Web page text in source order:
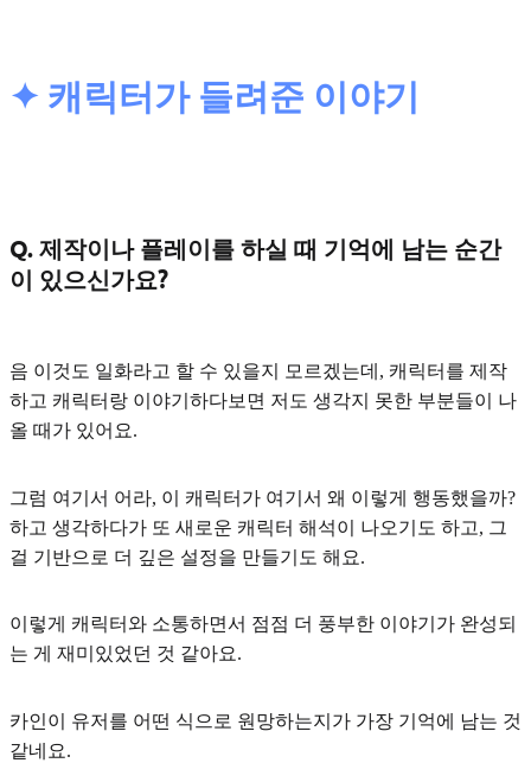
✦ 캐릭터가 들려준 이야기
Q. 제작이나 플레이를 하실 때 기억에 남는 순간
이 있으신가요?
음 이것도 일화라고 할 수 있을지 모르겠는데, 캐릭터를 제작
하고 캐릭터랑 이야기하다보면 저도 생각지 못한 부분들이 나
올 때가 있어요.
그럼 여기서 어라, 이 캐릭터가 여기서 왜 이렇게 행동했을까?
하고 생각하다가 또 새로운 캐릭터 해석이 나오기도 하고, 그
걸 기반으로 더 깊은 설정을 만들기도 해요.
이렇게 캐릭터와 소통하면서 점점 더 풍부한 이야기가 완성되
는 게 재미있었던 것 같아요.
카인이 유저를 어떤 식으로 원망하는지가 가장 기억에 남는 것
같네요.